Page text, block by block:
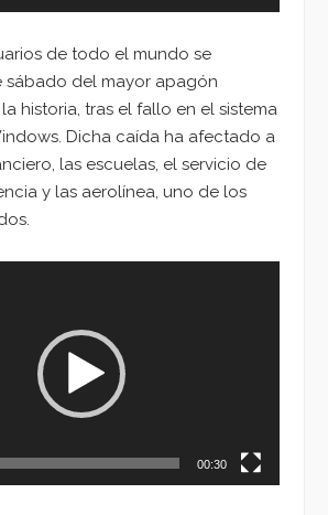
de todo el mundo se
sábado del mayor apagón
historia, tras el fallo en el sistema
Dicha caída ha afectado a
las escuelas, el servicio de
y las aerolínea, uno de los
00:30